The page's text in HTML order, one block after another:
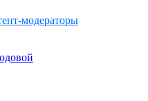
модераторы